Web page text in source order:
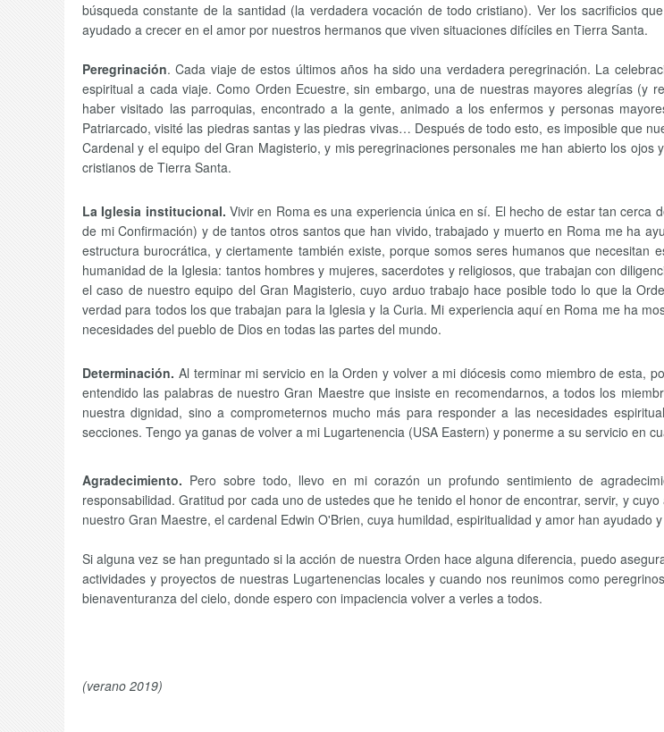
búsqueda constante de la santidad (la verdadera vocación de todo cristiano). Ver los sacrificios
ayudado a crecer en el amor por nuestros hermanos que viven situaciones difíciles en Tierra Santa.
Peregrinación. Cada viaje de estos últimos años ha sido una verdadera peregrinación. La
espiritual a cada viaje. Como Orden Ecuestre, sin embargo, una de nuestras mayores alegrías (y
haber visitado las parroquias, encontrado a la gente, animado a los enfermos y personas
Patriarcado, visité las piedras santas y las piedras vivas… Después de todo esto, es imposible que
Cardenal y el equipo del Gran Magisterio, y mis peregrinaciones personales me han abierto los
cristianos de Tierra Santa.
La Iglesia institucional. Vivir en Roma es una experiencia única en sí. El hecho de estar tan
de mi Confirmación) y de tantos otros santos que han vivido, trabajado y muerto en Roma me ha
estructura burocrática, y ciertamente también existe, porque somos seres humanos que
humanidad de la Iglesia: tantos hombres y mujeres, sacerdotes y religiosos, que trabajan con
el caso de nuestro equipo del Gran Magisterio, cuyo arduo trabajo hace posible todo lo que la
verdad para todos los que trabajan para la Iglesia y la Curia. Mi experiencia aquí en Roma me ha
necesidades del pueblo de Dios en todas las partes del mundo.
Determinación. Al terminar mi servicio en la Orden y volver a mi diócesis como miembro de esta,
entendido las palabras de nuestro Gran Maestre que insiste en recomendarnos, a todos los
nuestra dignidad, sino a comprometernos mucho más para responder a las necesidades
secciones. Tengo ya ganas de volver a mi Lugartenencia (USA Eastern) y ponerme a su servicio en
Agradecimiento. Pero sobre todo, llevo en mi corazón un profundo sentimiento de
responsabilidad. Gratitud por cada uno de ustedes que he tenido el honor de encontrar, servir, y
nuestro Gran Maestre, el cardenal Edwin O'Brien, cuya humildad, espiritualidad y amor han ayudado
Si alguna vez se han preguntado si la acción de nuestra Orden hace alguna diferencia, puedo
actividades y proyectos de nuestras Lugartenencias locales y cuando nos reunimos como
bienaventuranza del cielo, donde espero con impaciencia volver a verles a todos.
(verano 2019)